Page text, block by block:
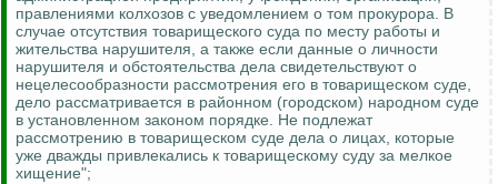
правлениями колхозов с уведомлением о том прокурора. В
случае отсутствия товарищеского суда по месту работы и
жительства нарушителя, а также если данные о личности
нарушителя и обстоятельства дела свидетельствуют о
нецелесообразности рассмотрения его в товарищеском суде,
дело рассматривается в районном (городском) народном суде
в установленном законом порядке. Не подлежат
рассмотрению в товарищеском суде дела о лицах, которые
уже дважды привлекались к товарищескому суду за мелкое
хищение";